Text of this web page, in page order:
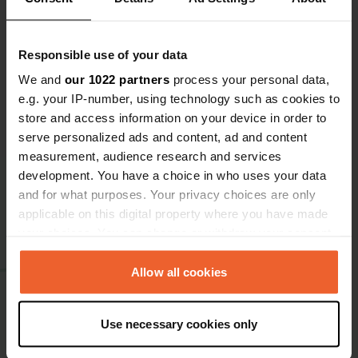
Responsible use of your data
We and our 1022 partners process your personal data,
e.g. your IP-number, using technology such as cookies to
store and access information on your device in order to
serve personalized ads and content, ad and content
measurement, audience research and services
development. You have a choice in who uses your data
and for what purposes. Your privacy choices are only
applicable on this digital property where you have made
any time from the Cookie Declaration or by clicking on
the Privacy trigger icon.
Collect information about your geographical location
which can be accurate to within several meters
Allow all cookies
Use necessary cookies only
Thüringer Schiefergebirge oder im Naturschutzgebiet
ein Besuch im Technischen Museum Neue Hütte in
Saalfeld auf dem Programm stehen. All diese
Attraktionen sind bequem von den
Wohnmobilstellplätzen Saalfeld-Rudolstadt aus zu
erreichen.
Campercontact PRO+
Finde deinen idealen Wohnmobilstellplatz. Immer und
Fotos und Bewertungen von über 1 Million Campern.
Offline verwenden